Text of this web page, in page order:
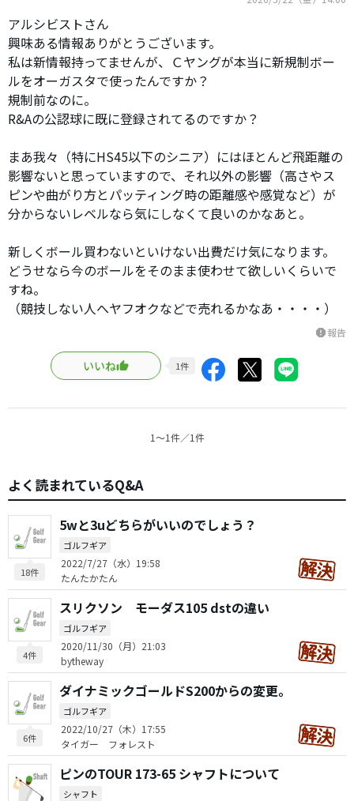
アルシビストさん
興味ある情報ありがとうございます。
私は新情報持ってませんが、Ｃヤングが本当に新規制ボー
ルをオーガスタで使ったんですか？
規制前なのに。
R&Aの公認球に既に登録されてるのですか？
まあ我々（特にHS45以下のシニア）にはほとんど飛距離の
影響ないと思っていますので、それ以外の影響（高さやス
ピンや曲がり方とパッティング時の距離感や感覚など）が
分からないレベルなら気にしなくて良いのかなあと。
新しくボール買わないといけない出費だけ気になります。
どうせなら今のボールをそのまま使わせて欲しいくらいで
すね。
（競技しない人へヤフオクなどで売れるかなあ・・・・）
report報告
いいね 1件
1〜1件／1件
よく読まれているQ&A
18件
5wと3uどちらがいいのでしょう？
ゴルフギア
2022/7/27（水）19:58
たんたかたん
4件
スリクソン モーダス105 dstの違い
ゴルフギア
2020/11/30（月）21:03
bytheway
6件
ダイナミックゴールドS200からの変更。
ゴルフギア
2022/10/27（木）17:55
タイガー フォレスト
ピンのTOUR 173-65 シャフトについて
シャフト